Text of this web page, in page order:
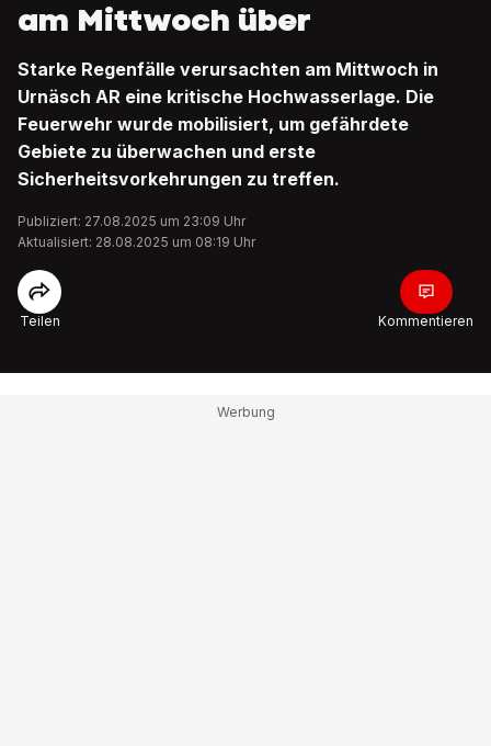
am Mittwoch über
Starke Regenfälle verursachten am Mittwoch in
Urnäsch AR eine kritische Hochwasserlage. Die
Feuerwehr wurde mobilisiert, um gefährdete
Gebiete zu überwachen und erste
Sicherheitsvorkehrungen zu treffen.
Publiziert: 27.08.2025 um 23:09 Uhr
Aktualisiert: 28.08.2025 um 08:19 Uhr
Teilen Kommentieren